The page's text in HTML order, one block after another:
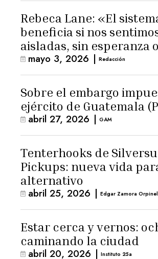
Rebeca Lane: «El
beneficia si nos
aisladas, sin esperanza
para la ternura»
mayo 3, 2026 | Redacción
Sobre el embargo
ejército de Guatemala
abril 27, 2026 | GAM
Tenterhooks de
Pickups: nueva vida
alternativo
abril 25, 2026 | Edgar Zamora Orpinel
Estar cerca y vernos:
caminando la ciudad
abril 20, 2026 | Instituto 25a